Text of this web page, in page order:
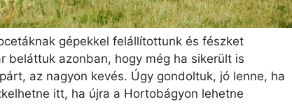
gépekkel felállítottunk és fészket
beláttuk azonban, hogy még ha sikerült is
az nagyon kevés. Úgy gondoltuk, jó lenne, ha
itt, ha újra a Hortobágyon lehetne